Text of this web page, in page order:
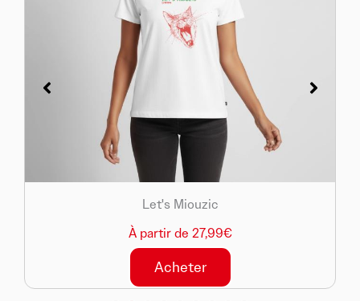
Let's Miouzic
À partir de 27,99€
Acheter